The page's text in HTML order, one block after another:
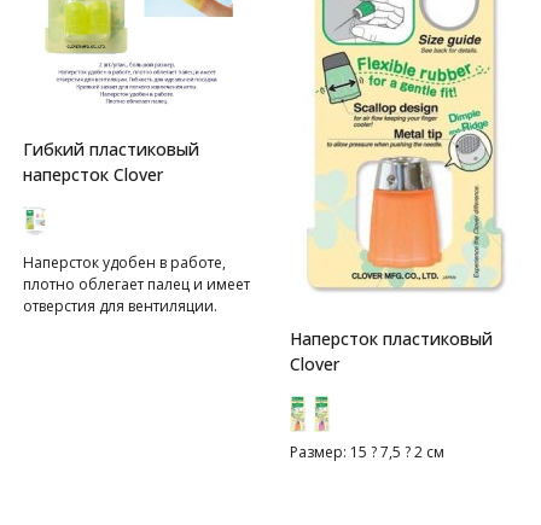
Гибкий пластиковый
наперсток Clover
Наперсток удобен в работе,
плотно облегает палец и имеет
отверстия для вентиляции.
Наперсток пластиковый
Clover
Размер: 15 ? 7,5 ? 2 см